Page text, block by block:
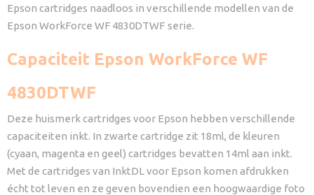
Epson cartridges naadloos in verschillende modellen van de
Epson WorkForce WF 4830DTWF serie.
Capaciteit Epson WorkForce WF
4830DTWF
Deze huismerk cartridges voor Epson hebben verschillende
capaciteiten inkt. In zwarte cartridge zit 18ml, de kleuren
(cyaan, magenta en geel) cartridges bevatten 14ml aan inkt.
Met de cartridges van InktDL voor Epson komen afdrukken
écht tot leven en ze geven bovendien een hoogwaardige foto